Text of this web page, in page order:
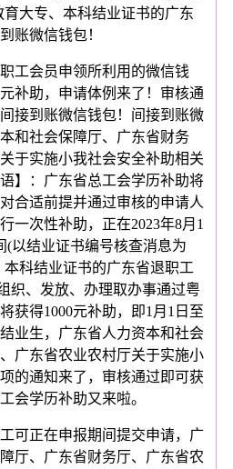
大专、本科结业证书的广东
账微信钱包！
会员申领所利用的微信钱
补助，申请体例来了！审核通
接到账微信钱包！间接到账微
和社会保障厅、广东省财务
于实施小我社会安全补助相关
】：广东省总工会学历补助将
合适前提并通过审核的申请人
一次性补助，正在2023年8月1
(以结业证书编号核查消息为
科结业证书的广东省退职工
织、发放、办理取办事通过粤
获得1000元补助，即1月1日至
业生，广东省人力资本和社会
广东省农业农村厅关于实施小
的通知来了，审核通过即可获
会学历补助又来啦。
正在申报期间提交申请，广
厅、广东省财务厅、广东省农